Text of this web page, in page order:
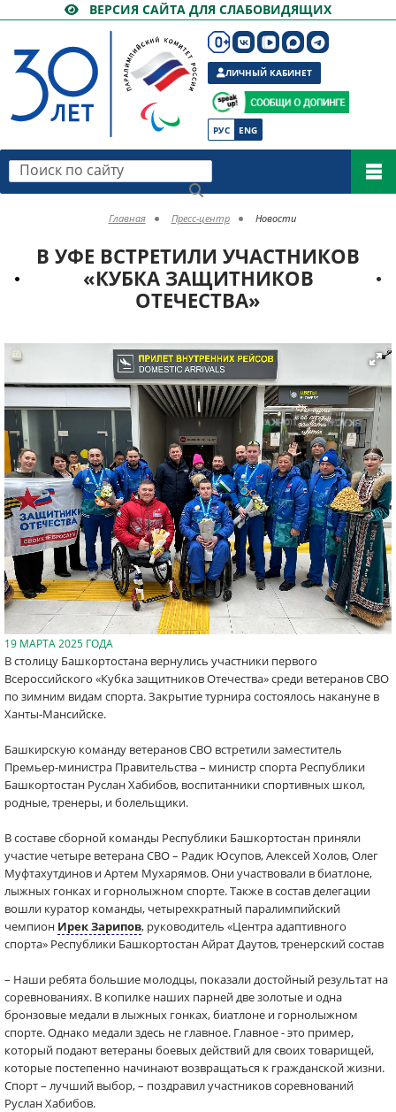
ВЕРСИЯ САЙТА ДЛЯ СЛАБОВИДЯЩИХ
РУС ENG
ЛИЧНЫЙ КАБИНЕТ
Поиск по сайту
Главная Пресс-центр Новости
В УФЕ ВСТРЕТИЛИ УЧАСТНИКОВ
«КУБКА ЗАЩИТНИКОВ
ОТЕЧЕСТВА»
19 МАРТА 2025 ГОДА
В столицу Башкортостана вернулись участники первого
Всероссийского «Кубка защитников Отечества» среди ветеранов СВО
по зимним видам спорта. Закрытие турнира состоялось накануне в
Ханты-Мансийске.
Башкирскую команду ветеранов СВО встретили заместитель
Премьер-министра Правительства – министр спорта Республики
Башкортостан Руслан Хабибов, воспитанники спортивных школ,
родные, тренеры, и болельщики.
В составе сборной команды Республики Башкортостан приняли
участие четыре ветерана СВО – Радик Юсупов, Алексей Холов, Олег
Муфтахутдинов и Артем Мухарямов. Они участвовали в биатлоне,
лыжных гонках и горнолыжном спорте. Также в состав делегации
вошли куратор команды, четырехкратный паралимпийский
чемпион Ирек Зарипов, руководитель «Центра адаптивного
спорта» Республики Башкортостан Айрат Даутов, тренерский состав
– Наши ребята большие молодцы, показали достойный результат на
соревнованиях. В копилке наших парней две золотые и одна
бронзовые медали в лыжных гонках, биатлоне и горнолыжном
спорте. Однако медали здесь не главное. Главное - это пример,
который подают ветераны боевых действий для своих товарищей,
которые постепенно начинают возвращаться к гражданской жизни.
Спорт – лучший выбор, – поздравил участников соревнований
Руслан Хабибов.